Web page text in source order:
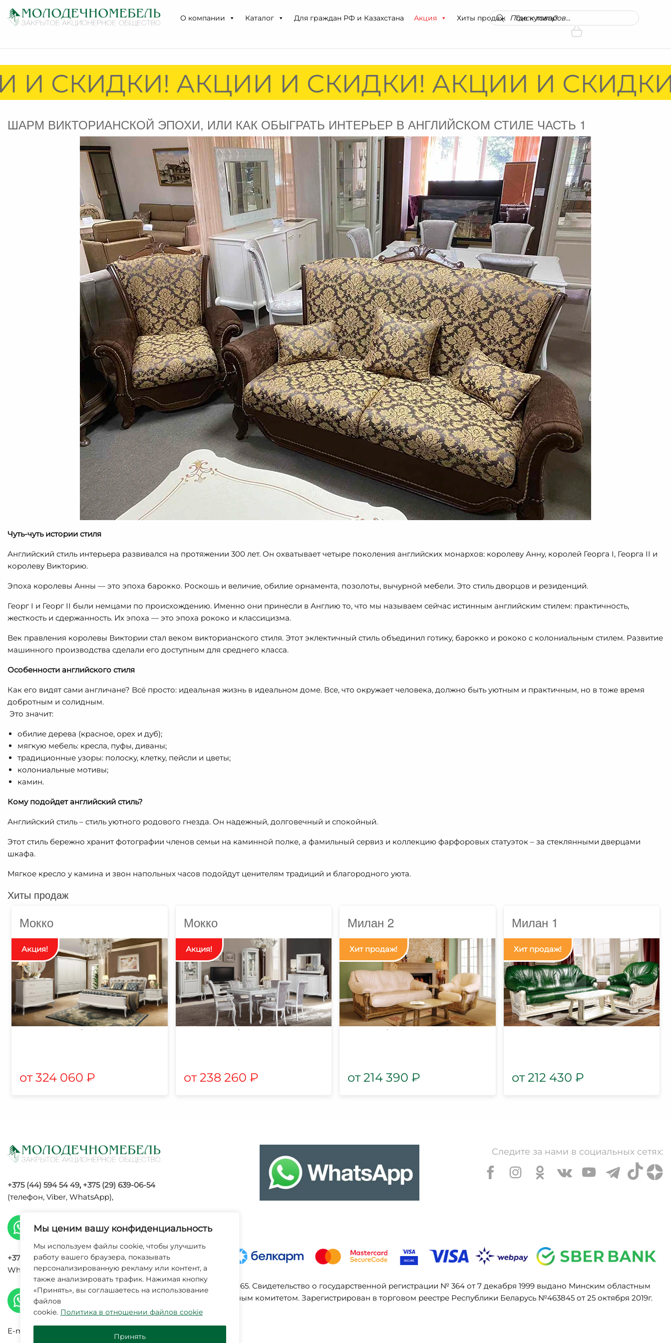
Мы ценим вашу конфиденциальность
Мы используем файлы cookie, чтобы улучшить
работу вашего браузера, показывать
персонализированную рекламу или контент, а
также анализировать трафик. Нажимая кнопку
«Принять», вы соглашаетесь на использование
файлов
cookie. Политика в отношении файлов cookie
Принять
О компании Каталог Для граждан РФ и Казахстана Акция Хиты продаж Где купить?
Поиск
товаров
СКИДКИ! АКЦИИ И СКИДКИ! АКЦИИ И
ШАРМ ВИКТОРИАНСКОЙ ЭПОХИ, ИЛИ КАК ОБЫГРАТЬ ИНТЕРЬЕР В АНГЛИЙСКОМ СТИЛЕ ЧАСТЬ 1
Чуть-чуть истории стиля
Английский стиль интерьера развивался на протяжении 300 лет. Он охватывает четыре поколения английских монархов: королеву Анну, королей Георга I, Георга II и
королеву Викторию.
Эпоха королевы Анны — это эпоха барокко. Роскошь и величие, обилие орнамента, позолоты, вычурной мебели. Это стиль дворцов и резиденций.
Георг I и Георг II были немцами по происхождению. Именно они принесли в Англию то, что мы называем сейчас истинным английским стилем: практичность,
жесткость и сдержанность. Их эпоха — это эпоха рококо и классицизма.
Век правления королевы Виктории стал веком викторианского стиля. Этот эклектичный стиль объединил готику, барокко и рококо с колониальным стилем. Развитие
машинного производства сделали его доступным для среднего класса.
Особенности английского стиля
Как его видят сами англичане? Всё просто: идеальная жизнь в идеальном доме. Все, что окружает человека, должно быть уютным и практичным, но в тоже время
добротным и солидным.
Это значит:
обилие дерева (красное, орех и дуб);
мягкую мебель: кресла, пуфы, диваны;
традиционные узоры: полоску, клетку, пейсли и цветы;
колониальные мотивы;
камин.
Кому подойдет английский стиль?
Английский стиль – стиль уютного родового гнезда. Он надежный, долговечный и спокойный.
Этот стиль бережно хранит фотографии членов семьи на каминной полке, а фамильный сервиз и коллекцию фарфоровых статуэток – за стеклянными дверцами
шкафа.
Мягкое кресло у камина и звон напольных часов подойдут ценителям традиций и благородного уюта.
Хиты продаж
Мокко
324 060 ₽
Мокко
238 260 ₽
Милан 2
214 390 ₽
Милан 1
212 430 ₽
+375 (44) 594 54 49, +375 (29) 639-06-54
(телефон, Viber, WhatsApp),
+375 (29) 120 09 34(телефон, Viber,
WhatsApp, Max),
E-mail:
Следите за нами в социальных сетях:
УНП 600203065. Свидетельство о государственной регистрации № 364 от 7 декабря 1999 выдано Минским областным
исполнительным комитетом. Зарегистрирован в торговом реестре Республики Беларусь №463845 от 25 октября 2019г.